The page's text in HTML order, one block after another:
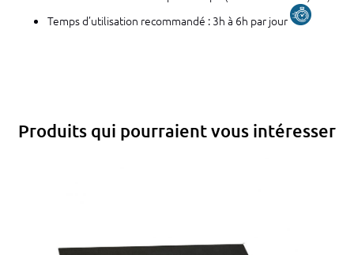
Temps d’utilisation recommandé : 3h à 6h par jour
Produits qui pourraient vous intéresser